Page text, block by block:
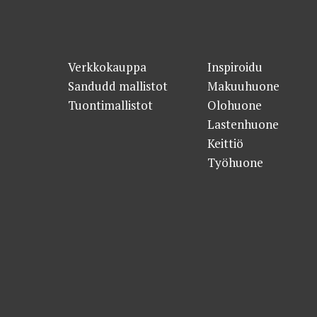
Verkkokauppa
Sandudd mallistot
Tuontimallistot
Inspiroidu
Makuuhuone
Olohuone
Lastenhuone
Keittiö
Työhuone